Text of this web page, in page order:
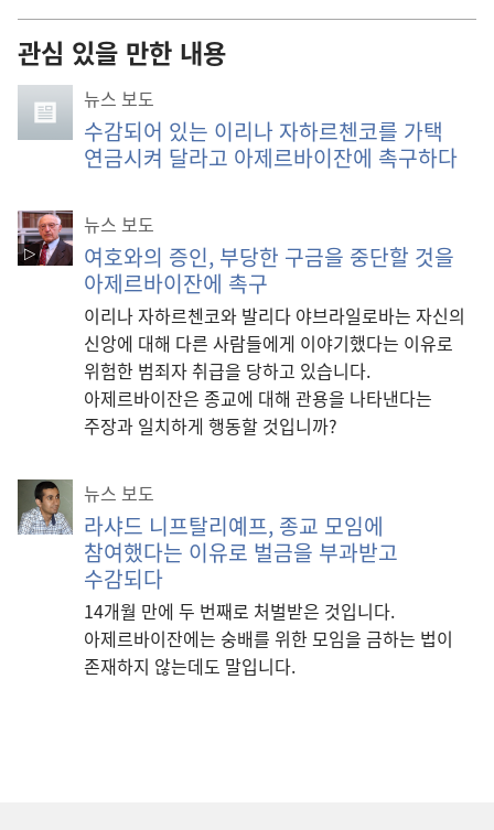
관심 있을 만한 내용
뉴스 보도
수감되어 있는 이리나 자하르첸코를 가택
연금시켜 달라고 아제르바이잔에 촉구하다
뉴스 보도
여호와의 증인, 부당한 구금을 중단할 것을
아제르바이잔에 촉구
이리나 자하르첸코와 발리다 야브라일로바는 자신의
신앙에 대해 다른 사람들에게 이야기했다는 이유로
위험한 범죄자 취급을 당하고 있습니다.
아제르바이잔은 종교에 대해 관용을 나타낸다는
주장과 일치하게 행동할 것입니까?
뉴스 보도
라샤드 니프탈리예프, 종교 모임에
참여했다는 이유로 벌금을 부과받고
수감되다
14개월 만에 두 번째로 처벌받은 것입니다.
아제르바이잔에는 숭배를 위한 모임을 금하는 법이
존재하지 않는데도 말입니다.